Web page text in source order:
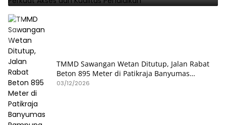
TMMD Sawangan Wetan Ditutup, Jalan Rabat
Beton 895 Meter di Patikraja Banyumas
Rampung
03/12/2026